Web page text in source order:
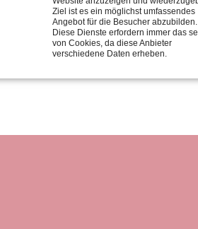
an unter
Ziel ist es ein möglichst umfassendes
Angebot für die Besucher abzubilden.
Diese Dienste erfordern immer das
von Cookies, da diese Anbieter
verschiedene Daten erheben.